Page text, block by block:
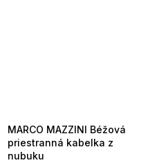
MARCO MAZZINI Béžová
priestranná kabelka z
nubuku